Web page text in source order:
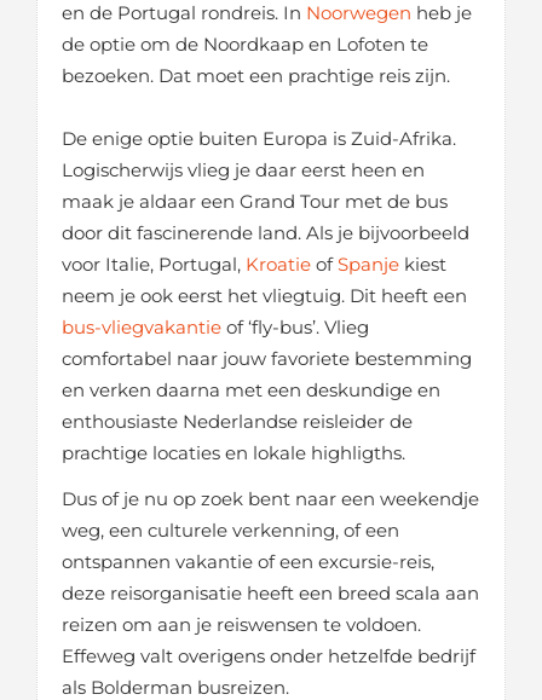
en de Portugal rondreis. In Noorwegen heb je
de optie om de Noordkaap en Lofoten te
bezoeken. Dat moet een prachtige reis zijn.
De enige optie buiten Europa is Zuid-Afrika.
Logischerwijs vlieg je daar eerst heen en
maak je aldaar een Grand Tour met de bus
door dit fascinerende land. Als je bijvoorbeeld
voor Italie, Portugal, Kroatie ofSpanje kiest
neem je ook eerst het vliegtuig. Dit heeft een
bus-vliegvakantie of ‘fly-bus’. Vlieg
comfortabel naar jouw favoriete bestemming
en verken daarna met een deskundige en
enthousiaste Nederlandse reisleider de
prachtige locaties en lokale highligths.
Dus of je nu op zoek bent naar een weekendje
weg, een culturele verkenning, of een
ontspannen vakantie of een excursie-reis,
deze reisorganisatie heeft een breed scala aan
reizen om aan je reiswensen te voldoen.
Effeweg valt overigens onder hetzelfde bedrijf
als Bolderman busreizen.